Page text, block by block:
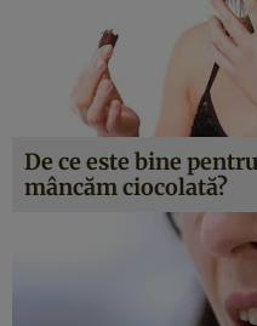
De ce este bine
mâncăm ciocolată?